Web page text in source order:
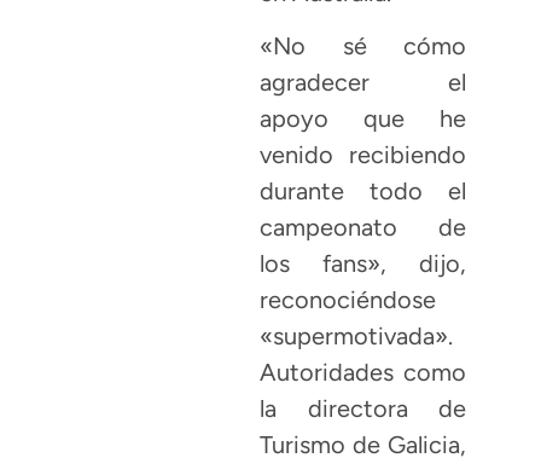
«No sé cómo
agradecer el
apoyo que he
venido recibiendo
durante todo el
campeonato de
los fans», dijo,
reconociéndose
«supermotivada».
Autoridades como
la directora de
Turismo de Galicia,